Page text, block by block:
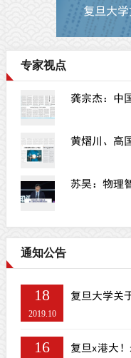
复旦大
专家视点
龚宗杰：中
黄熠川、高
苏昊：物理
通知公告
18
2019.10
复旦大学关
16 复旦x港大